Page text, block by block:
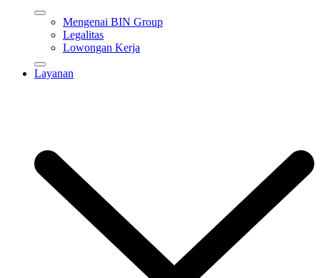
Mengenai BIN Group
Legalitas
Lowongan Kerja
Layanan